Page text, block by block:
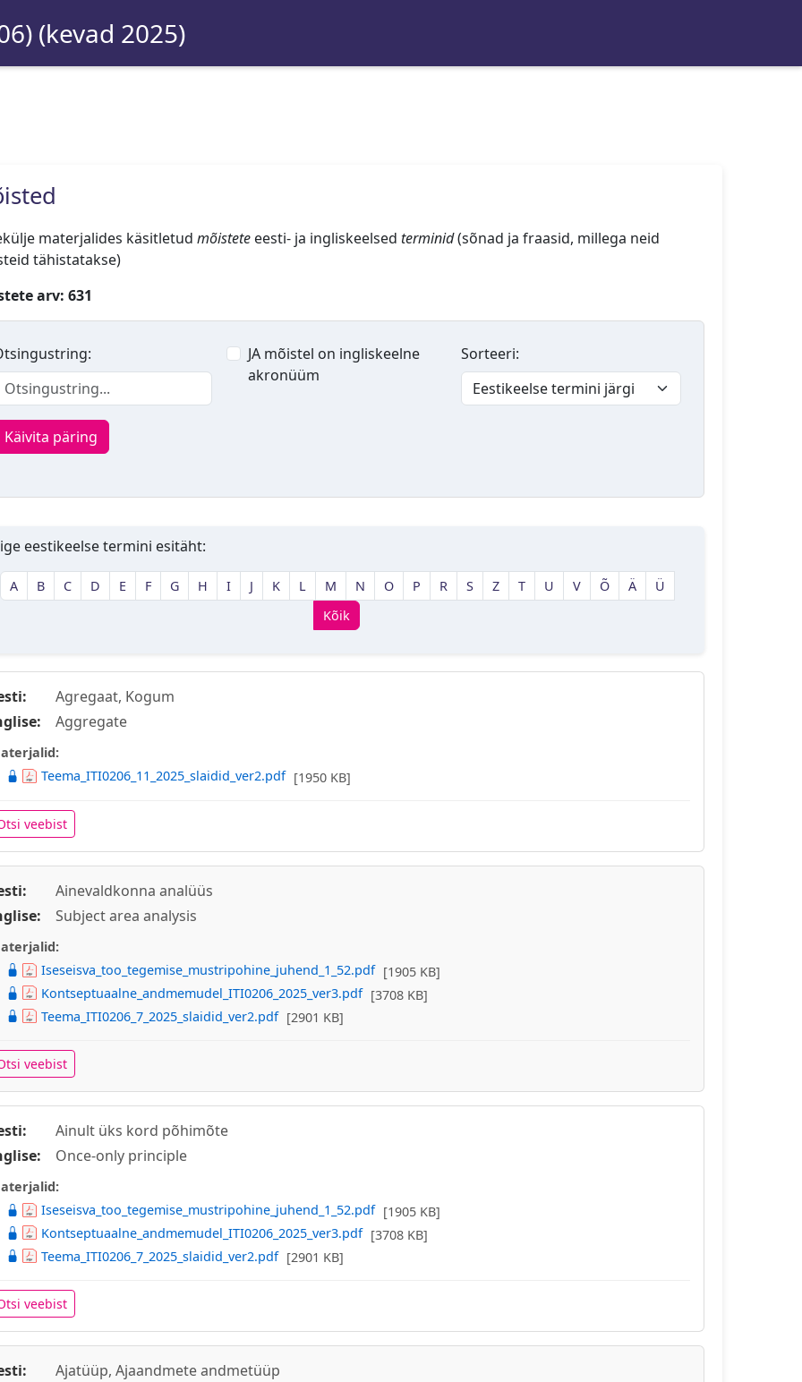
(kevad 2025)
materjalides käsitletud mõisteteeesti- ja ingliskeelsed terminid(sõnad ja fraasid, millega neid
tähistatakse)
arv: 631
JA mõistel on ingliskeelne
akronüüm
Sorteeri:
Käivita päring
eestikeelse termini esitäht:
A B C D E F G H I J K L M N O P R S Z T U V Õ Ä
Ü
Kõik
Agregaat, Kogum
Aggregate
Teema_ITI0206_11_2025_slaidid_ver2.pdf [1950 KB]
veebist
Ainevaldkonna analüüs
Subject area analysis
Iseseisva_too_tegemise_mustripohine_juhend_1_52.pdf [1905 KB]
Kontseptuaalne_andmemudel_ITI0206_2025_ver3.pdf [3708 KB]
Teema_ITI0206_7_2025_slaidid_ver2.pdf [2901 KB]
veebist
Ainult üks kord põhimõte
Once-only principle
Iseseisva_too_tegemise_mustripohine_juhend_1_52.pdf [1905 KB]
Kontseptuaalne_andmemudel_ITI0206_2025_ver3.pdf [3708 KB]
Teema_ITI0206_7_2025_slaidid_ver2.pdf [2901 KB]
veebist
Ajatüüp, Ajaandmete andmetüüp